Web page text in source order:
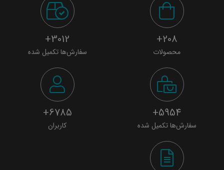
208+
محصولات
3012+
سفارش‌ها تکمیل شده
5954+
سفارش‌ها تکمیل شده
6785+
کاربران